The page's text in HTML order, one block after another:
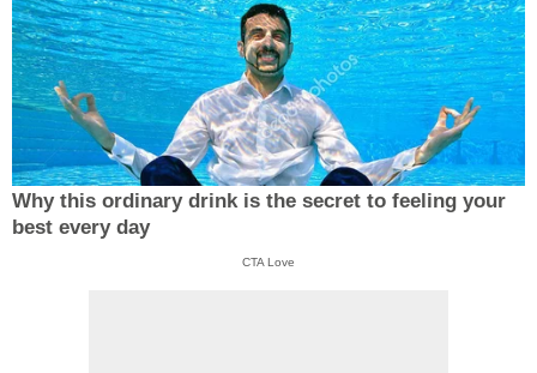
Why this ordinary drink is the secret to feeling your
best every day
CTA Love